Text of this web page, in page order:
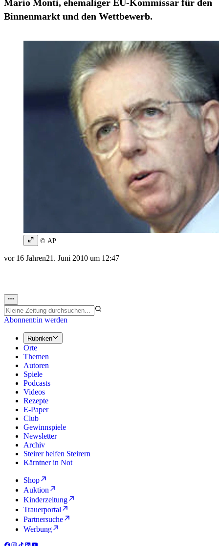
Mario Monti, ehemaliger EU-Kommissar für den
Binnenmarkt und den Wettbewerb.
© AP
vor 16 Jahren21. Juni 2010 um 12:47
Abonnent:in werden
Rubriken
Orte
Themen
Autoren
Spiele
Podcasts
Videos
Rezepte
E-Paper
Club
Gewinnspiele
Newsletter
Archiv
Steirer helfen Steirern
Kärntner in Not
Shop
Auktion
Kinderzeitung
Trauerportal
Partnersuche
Werbung